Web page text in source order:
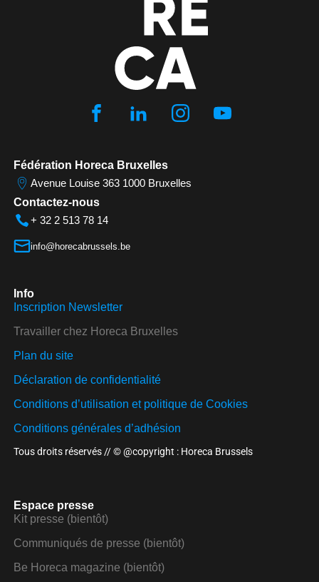
Fédération Horeca Bruxelles
Avenue Louise 363 1000 Bruxelles
Contactez-nous
+ 32 2 513 78 14
info@horecabrussels.be
Espace presse
Kit presse (bientôt)
Communiqués de presse (bientôt)
Be Horeca magazine (bientôt)
Info
Inscription Newsletter
Travailler chez Horeca Bruxelles
Plan du site
Déclaration de confidentialité
Conditions d’utilisation et politique de Cookies
Conditions générales d’adhésion
Tous droits réservés // © @copyright : Horeca Brussels